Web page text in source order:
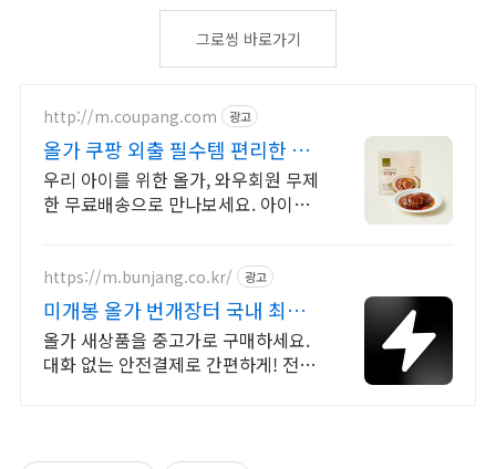
그로씽 바로가기
http://m.coupang.com 광고
올가 쿠팡 외출 필수템 편리한 간
식
우리 아이를 위한 올가, 와우회원 무제
한 무료배송으로 만나보세요. 아이에
https://m.bunjang.co.kr/ 광고
미개봉 올가 번개장터 국내 최대
브랜드 중고거래
올가 새상품을 중고가로 구매하세요.
대화 없는 안전결제로 간편하게! 전국